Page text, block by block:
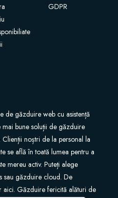
GDPR
de găzduire web cu asistență
bune soluții de găzduire
noștri de la personal la
se află în toată lumea pentru a
mereu activ. Puteți alege
sau găzduire cloud. De
aici. Găzduire fericită alături de